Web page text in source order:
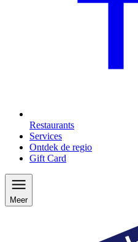
Restaurants
Services
Ontdek de regio
Gift Card
Meer